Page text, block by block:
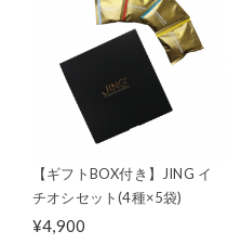
【ギフトBOX付き】JING イ
チオシセット(4種×5袋)
¥4,900